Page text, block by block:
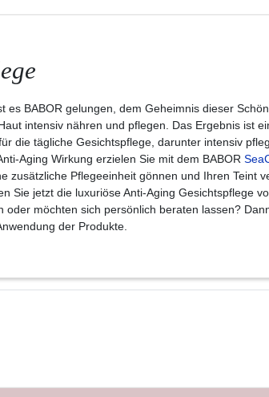
es BABOR gelungen, dem Geheimnis dieser
intensiv nähren und pflegen. Das Ergebnis ist
die tägliche Gesichtspflege, darunter intensiv
Aging Wirkung erzielen Sie mit dem BABOR
Pflegeeinheit gönnen und Ihren Teint
jetzt die luxuriöse Anti-Aging Gesichtspflege
möchten sich persönlich beraten lassen?
der Produkte.